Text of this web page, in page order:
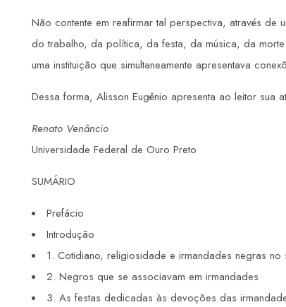
Não contente em reafirmar tal perspectiva, através
do trabalho, da política, da festa, da música, da
uma instituição que simultaneamente apresentava
Dessa forma, Alisson Eugênio apresenta ao leitor
Renato Venâncio
Universidade Federal de Ouro Preto
SUMÁRIO
Prefácio
Introdução
1. Cotidiano, religiosidade e irmandades negras no
2. Negros que se associavam em irmandades
3. As festas dedicadas às devoções das